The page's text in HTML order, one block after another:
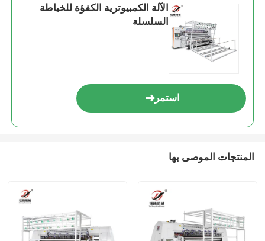
الآلة الكمبيوترية الكفؤة للخياطة
السلسلة
استمر
المنتجات الموصى بها